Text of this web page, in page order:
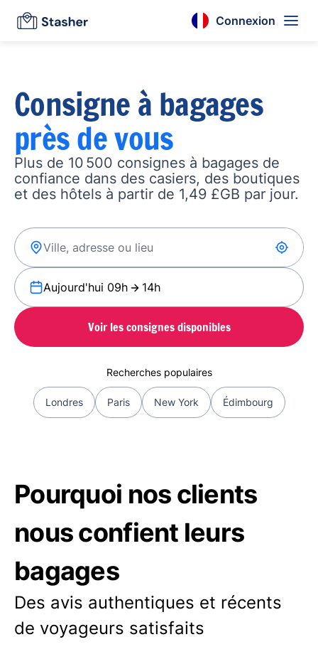
Connexion
Consigne à bagages
près de vous
Plus de 10 500 consignes à bagages de
confiance dans des casiers, des boutiques
et des hôtels à partir de 1,49 £GB par jour.
Aujourd'hui 09h 14h
Voir les consignes disponibles
Recherches populaires
Londres Paris New York Édimbourg
Pourquoi nos clients
nous confient leurs
bagages
Des avis authentiques et récents
de voyageurs satisfaits